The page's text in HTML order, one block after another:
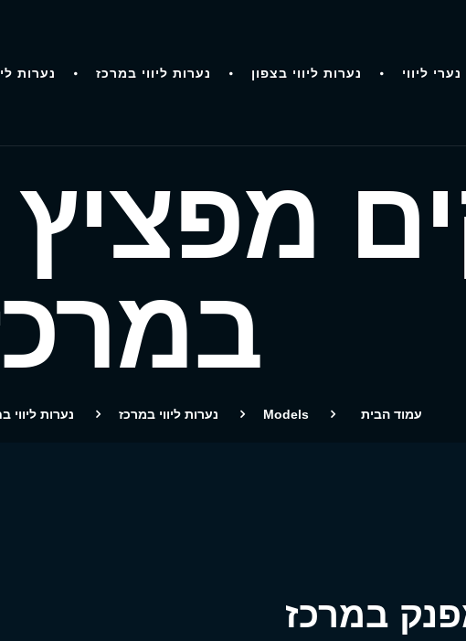
נערות נערות ליווי במרכז נערות ליווי בצפון נערי ליווי
עמוד הבית Models נערות ליווי במרכז נערות ליווי
במרכז